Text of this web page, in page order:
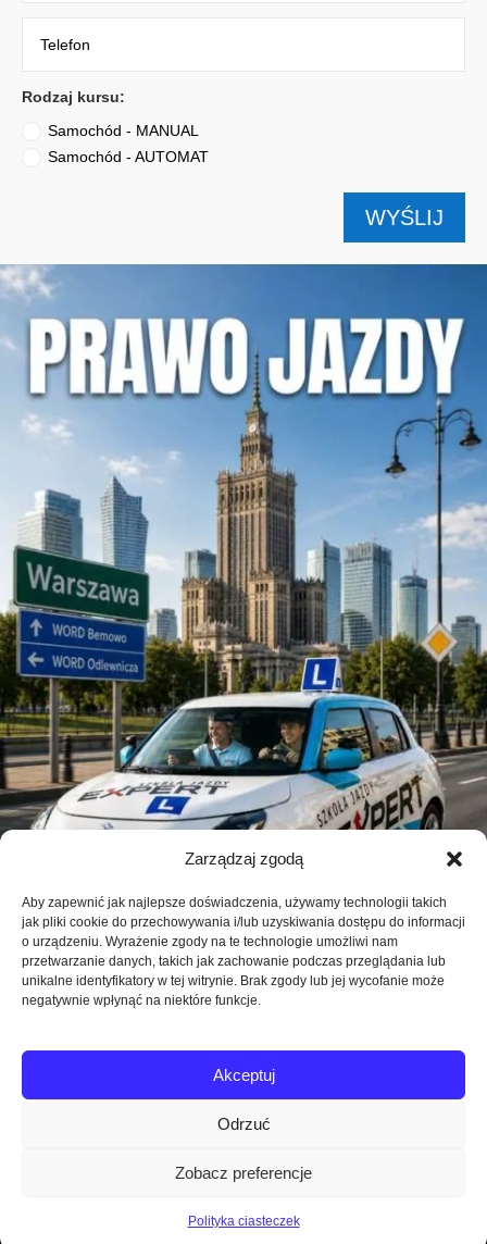
Zarządzaj zgodą
Aby zapewnić jak najlepsze doświadczenia, używamy technologii takich
jak pliki cookie do przechowywania i/lub uzyskiwania dostępu do informacji
o urządzeniu. Wyrażenie zgody na te technologie umożliwi nam
przetwarzanie danych, takich jak zachowanie podczas przeglądania lub
unikalne identyfikatory w tej witrynie. Brak zgody lub jej wycofanie może
negatywnie wpłynąć na niektóre funkcje.
Akceptuj
Odrzuć
Zobacz preferencje
Polityka ciasteczek
Rodzaj kursu:
Samochód - MANUAL
Samochód - AUTOMAT
WYŚLIJ
Realizacjadarmedia.pl